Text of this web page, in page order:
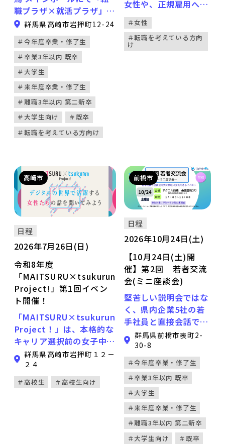
な価値観を持った人が、ど
んな想いで働いているの
か」 に向き合ってほしい
と考えているためです。
先入観なく対話に臨めるこ
とで、偶然の会話や共感を
きっかけに、 「自分に合
う働き方」や「大切にした
い軸」に気づく出会いが生
まれやすいことも、本イベ
ントの特徴です。 ＜参加
企業について＞ 当日は、
最大手自動車ディーラー、
官公庁、東証スタンダート
上場企業などなど、 群馬
県を代表する大手・地域企
業 計8社が参加予定です。
人事担当者や実際に現場で
働く社員と直接対話するこ
とができます。 ＜こんな
方におすすめ＞ ・就職活
動の前に、自分の価値観を
整理したい学生 ・就職活
動本格化を前に、一度立ち
・内定は出ているものの、
もう一度進路を考えたい学
生 ・企業説明ではなく、
働く人のリアルな話を聞い
てみたい方 ＜プログラム
内容＞ ① 対話セッション
職プラザ×就活プラザ」を
開催します。 本イベント
は地域で働く方達を応援す
るライブ転職／就活イベン
トです。 群馬県内に本社
または事業所を持つ地元企
業を中心に様々な優良企業
が多数出展。 入場無料・
服装自由・履歴書不要です
のでお気軽においでくださ
い！
群馬県高崎市岩押町12-24
＃今年度卒業・修了生
＃卒業3年以内 既卒
＃大学生
＃来年度卒業・修了生
＃離職3年以内 第二新卒
＃大学生向け
＃既卒
＃転職を考えている方向け
女性や、正規雇用への
転換・転職等を目指す
女性を対象に、デジタ
ルスキルの習得から就
労・キャリアアップま
ジタルスキルを習得
し、就労・キャリアア
ップを目指す方のご参
加をお待ちしていま
す。
＃女性
＃転職を考えている方向
け
高崎市
日程
2026年7月26日(日)
令和8年度
「MAITSURU×tsukurun
Project!」第1回イベン
ト開催！
「MAITSURU×tsukurun
Project！」は、本格的な
キャリア選択前の女子中高
生とその保護者を対象に、
デジタルスキルを活かして
働くことの魅力を伝えるこ
とで、将来的な女性デジタ
群馬県高崎市岩押町１２－
２４
＃高校生 ＃高校生向け
前橋市
日程
2026年10月24日(土)
【10月24日(土)開
催】第2回 若者交流
会(ミニ座談会)
堅苦しい説明会ではな
く、県内企業5社の若
手社員と直接会話でき
る交流イベントです。
企業の社風や仕事の魅
力、就活の経験談を直
接聞くことができる絶
好の機会です。 参加費
無料・服装自由。まず
は気軽に参加してみま
しょう。
群馬県前橋市表町2-
30-8
＃今年度卒業・修了生
＃卒業3年以内 既卒
＃大学生
＃来年度卒業・修了生
＃離職3年以内 第二新卒
＃大学生向け
＃既卒